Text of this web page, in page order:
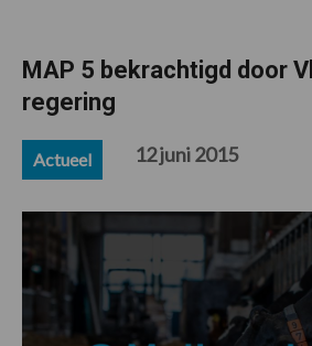
MAP 5 bekrachtigd door
regering
Actueel 12 juni 2015